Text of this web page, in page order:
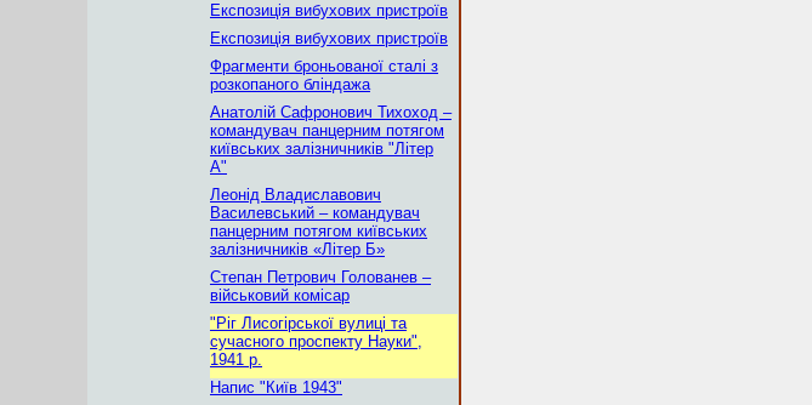
Експозиція вибухових пристроїв
Експозиція вибухових пристроїв
Фрагменти броньованої сталі з
розкопаного бліндажа
Анатолій Сафронович Тихоход –
командувач панцерним потягом
київських залізничників "Літер
А"
Леонід Владиславович
Василевський – командувач
панцерним потягом київських
залізничників «Літер Б»
Степан Петрович Голованев –
військовий комісар
"Ріг Лисогірської вулиці та
сучасного проспекту Науки",
1941 р.
Напис "Київ 1943"